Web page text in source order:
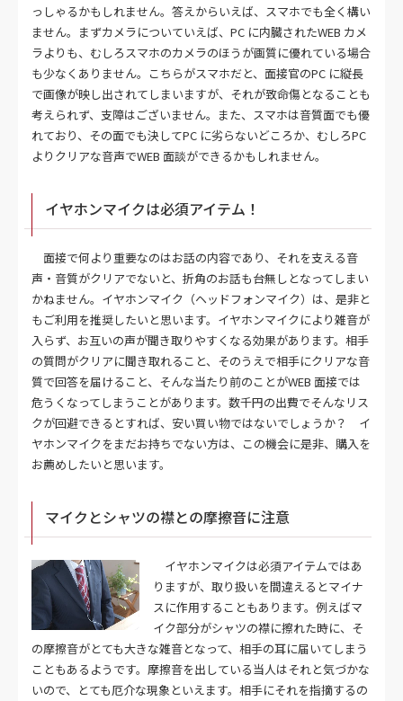
っしゃるかもしれません。答えからいえば、スマホでも全く構い
ません。まずカメラについていえば、PC に内臓されたWEB カメ
ラよりも、むしろスマホのカメラのほうが画質に優れている場合
も少なくありません。こちらがスマホだと、面接官のPC に縦長
で画像が映し出されてしまいますが、それが致命傷となることも
考えられず、支障はございません。また、スマホは音質面でも優
れており、その面でも決してPC に劣らないどころか、むしろPC
よりクリアな音声でWEB 面談ができるかもしれません。
イヤホンマイクは必須アイテム！
面接で何より重要なのはお話の内容であり、それを支える音
声・音質がクリアでないと、折角のお話も台無しとなってしまい
かねません。イヤホンマイク（ヘッドフォンマイク）は、是非と
もご利用を推奨したいと思います。イヤホンマイクにより雑音が
入らず、お互いの声が聞き取りやすくなる効果があります。相手
の質問がクリアに聞き取れること、そのうえで相手にクリアな音
質で回答を届けること、そんな当たり前のことがWEB 面接では
危うくなってしまうことがあります。数千円の出費でそんなリス
クが回避できるとすれば、安い買い物ではないでしょうか？ イ
ヤホンマイクをまだお持ちでない方は、この機会に是非、購入を
お薦めしたいと思います。
マイクとシャツの襟との摩擦音に注意
イヤホンマイクは必須アイテムではあ
りますが、取り扱いを間違えるとマイナ
スに作用することもあります。例えばマ
イク部分がシャツの襟に擦れた時に、そ
の摩擦音がとても大きな雑音となって、相手の耳に届いてしまう
こともあるようです。摩擦音を出している当人はそれと気づかな
いので、とても厄介な現象といえます。相手にそれを指摘するの